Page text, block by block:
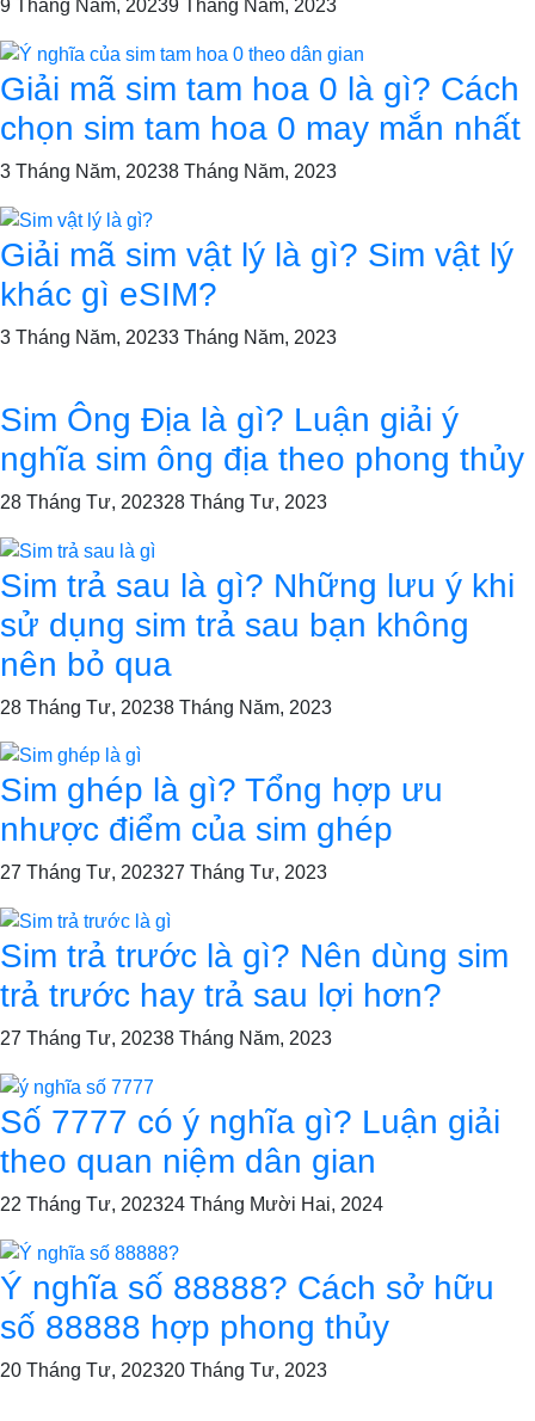
9 Tháng Năm, 20239 Tháng Năm, 2023
Giải mã sim tam hoa 0 là gì? Cách
chọn sim tam hoa 0 may mắn nhất
3 Tháng Năm, 20238 Tháng Năm, 2023
Giải mã sim vật lý là gì? Sim vật lý
khác gì eSIM?
3 Tháng Năm, 20233 Tháng Năm, 2023
Sim Ông Địa là gì? Luận giải ý
nghĩa sim ông địa theo phong thủy
28 Tháng Tư, 202328 Tháng Tư, 2023
Sim trả sau là gì? Những lưu ý khi
sử dụng sim trả sau bạn không
nên bỏ qua
28 Tháng Tư, 20238 Tháng Năm, 2023
Sim ghép là gì? Tổng hợp ưu
nhược điểm của sim ghép
27 Tháng Tư, 202327 Tháng Tư, 2023
Sim trả trước là gì? Nên dùng sim
trả trước hay trả sau lợi hơn?
27 Tháng Tư, 20238 Tháng Năm, 2023
Số 7777 có ý nghĩa gì? Luận giải
theo quan niệm dân gian
22 Tháng Tư, 202324 Tháng Mười Hai, 2024
Ý nghĩa số 88888? Cách sở hữu
số 88888 hợp phong thủy
20 Tháng Tư, 202320 Tháng Tư, 2023